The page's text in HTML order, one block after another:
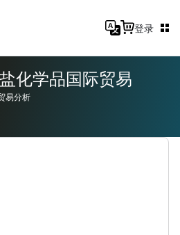
登录
化学品国际贸易
易分析